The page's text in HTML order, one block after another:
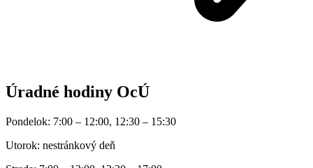
Úradné hodiny OcÚ
Pondelok: 7:00 – 12:00, 12:30 – 15:30
Utorok: nestránkový deň